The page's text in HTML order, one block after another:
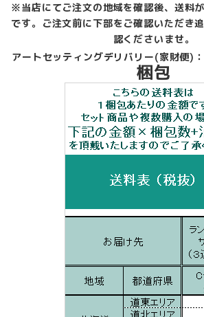
※当店にてご注文の地域を確認後、送料
です。ご注文前に下部をご確認いただき
認くださいませ。
アートセッティングデリバリー(家財便)：
梱包